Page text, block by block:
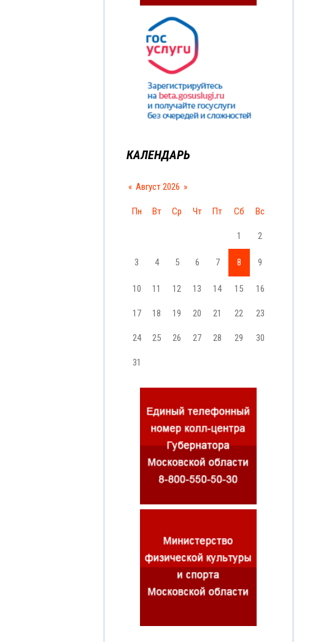
КАЛЕНДАРЬ
« Август 2026 »
Пн Вт Ср Чт Пт Сб Вс
1 2
3 4 5 6 7 8 9
10 11 12 13 14 15 16
17 18 19 20 21 22 23
24 25 26 27 28 29 30
31